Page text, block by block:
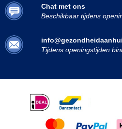
Chat met ons
Beschikbaar tijdens
Tijdens openingstijden